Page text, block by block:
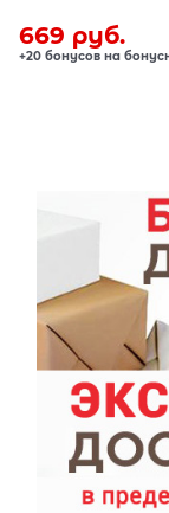
669 руб.
+20 бонусов на